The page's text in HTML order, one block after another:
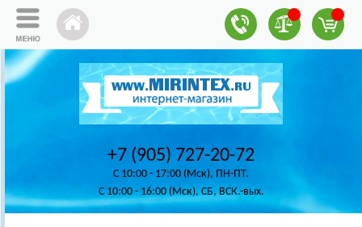
+7 (905) 727-20-72
C 10:00 - 17:00 (Мск), ПН-ПТ.
C 10:00 - 16:00 (Мск), СБ, ВСК.-вых.